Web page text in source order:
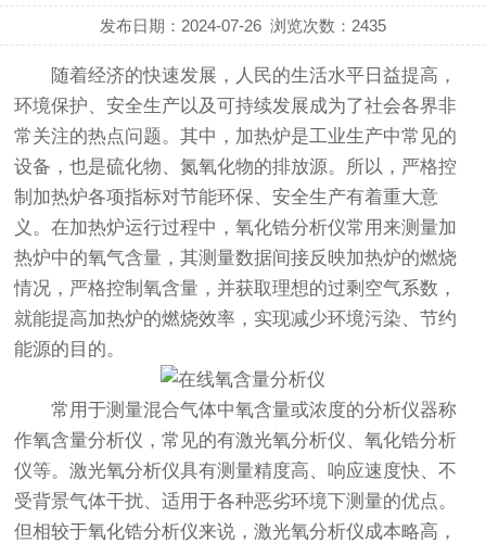
发布日期：2024-07-26 浏览次数： 2435
随着经济的快速发展，人民的生活水平日益提高，
环境保护、安全生产以及可持续发展成为了社会各界非
常关注的热点问题。其中，加热炉是工业生产中常见的
设备，也是硫化物、氮氧化物的排放源。所以，严格控
制加热炉各项指标对节能环保、安全生产有着重大意
义。在加热炉运行过程中，氧化锆分析仪常用来测量加
热炉中的氧气含量，其测量数据间接反映加热炉的燃烧
情况，严格控制氧含量，并获取理想的过剩空气系数，
就能提高加热炉的燃烧效率，实现减少环境污染、节约
能源的目的。
常用于测量混合气体中氧含量或浓度的分析仪器称
作氧含量分析仪，常见的有激光氧分析仪、氧化锆分析
仪等。激光氧分析仪具有测量精度高、响应速度快、不
受背景气体干扰、适用于各种恶劣环境下测量的优点。
但相较于氧化锆分析仪来说，激光氧分析仪成本略高，